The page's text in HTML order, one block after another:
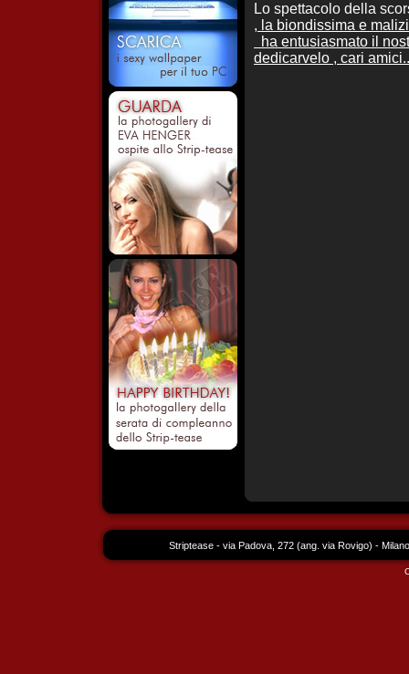
Lo spettacolo della
, la biondissima e
ha entusiasmato il
dedicarvelo , cari
Striptease - via Padova, 272 (ang. via Rovigo) -